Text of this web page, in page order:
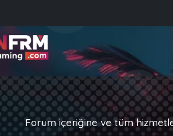
Forum içeriğine ve tüm